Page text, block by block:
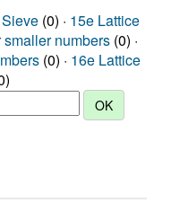
(0) · 15e Lattice
numbers (0) ·
(0) · 16e Lattice